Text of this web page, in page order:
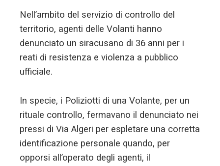
Nell’ambito del servizio di controllo del
territorio, agenti delle Volanti hanno
denunciato un siracusano di 36 anni per i
reati di resistenza e violenza a pubblico
ufficiale.
In specie, i Poliziotti di una Volante, per un
rituale controllo, fermavano il denunciato nei
pressi di Via Algeri per espletare una corretta
identificazione personale quando, per
opporsi all’operato degli agenti, il